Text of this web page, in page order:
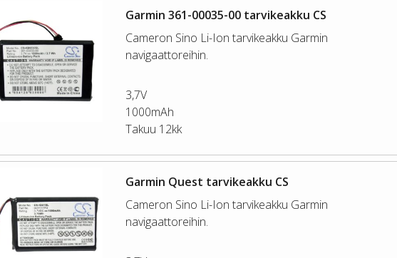
Garmin 361-00035-00 tarvikeakku CS
Cameron Sino Li-Ion tarvikeakku Garmin
navigaattoreihin.
3,7V
1000mAh
Takuu 12kk
Garmin Quest tarvikeakku CS
Cameron Sino Li-Ion tarvikeakku Garmin
navigaattoreihin.